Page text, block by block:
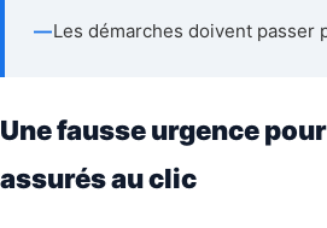
—Les démarches doivent passer
Une fausse urgence
assurés au clic